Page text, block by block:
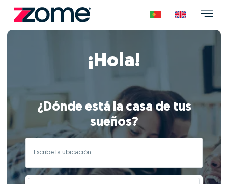
¡Hola!
¿Dónde está la casa de tus
sueños?